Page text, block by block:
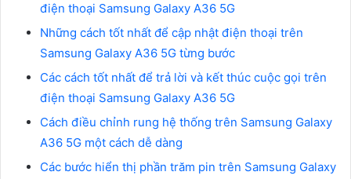
điện thoại Samsung Galaxy A36 5G
Những cách tốt nhất để cập nhật điện thoại trên
Samsung Galaxy A36 5G từng bước
Các cách tốt nhất để trả lời và kết thúc cuộc gọi trên
điện thoại Samsung Galaxy A36 5G
Cách điều chỉnh rung hệ thống trên Samsung Galaxy
A36 5G một cách dễ dàng
Các bước hiển thị phần trăm pin trên Samsung Galaxy